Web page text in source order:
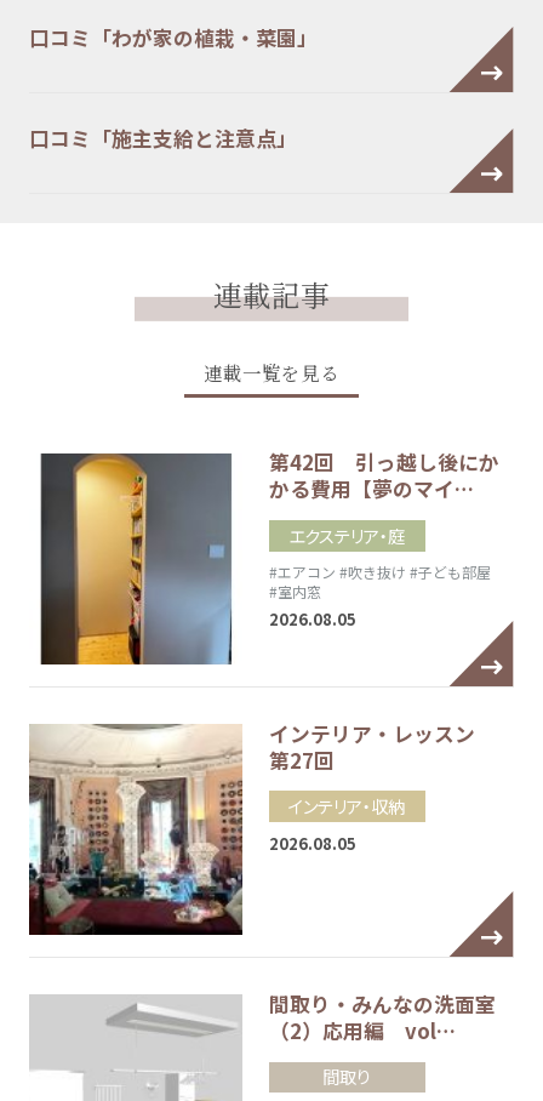
口コミ「わが家の植栽・菜園」
口コミ「施主支給と注意点」
連載記事
連載一覧を見る
第42回 引っ越し後にか
かる費用【夢のマイ…
エクステリア・庭
#エアコン #吹き抜け #子ども部屋
#室内窓
2026.08.05
インテリア・レッスン
第27回
インテリア・収納
2026.08.05
間取り・みんなの洗面室
（2）応用編 vol…
間取り